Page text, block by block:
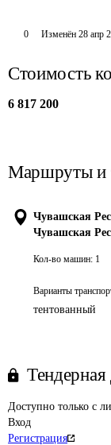
0 Изменён 28 апр
Стоимость
6 817 200
Маршруты и
Чувашская
Чувашская
Кол-во машин: 1
Варианты
тентованный
Доступно только с
Вход
Регистрация